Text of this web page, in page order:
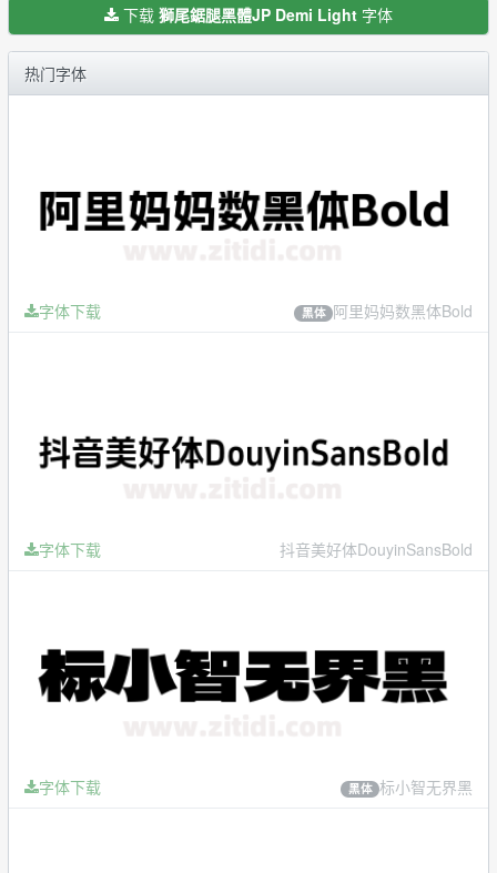
下载 獅尾鋸腿黑體JP Demi Light 字体
热门字体
字体下载 黑体 阿里妈妈数黑体Bold
字体下载 抖音美好体DouyinSansBold
字体下载 黑体 标小智无界黑